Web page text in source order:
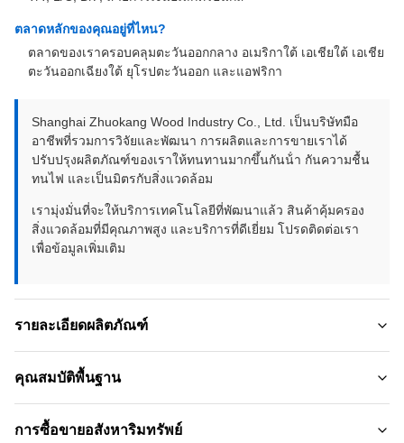
ตลาดหลักของคุณอยู่ที่ไหน?
ตลาดของเราครอบคลุมตะวันออกกลาง อเมริกาใต้ เอเชียใต้ เอเชีย
ตะวันออกเฉียงใต้ ยุโรปตะวันออก และแอฟริกา
Shanghai Zhuokang Wood Industry Co., Ltd. เป็นบริษัทมือ
อาชีพที่รวมการวิจัยและพัฒนา การผลิตและการขายเราได้
ปรับปรุงผลิตภัณฑ์ของเราให้ทนทานมากขึ้นกันน้ํา กันความชื้น
ทนไฟ และเป็นมิตรกับสิ่งแวดล้อม
เรามุ่งมั่นที่จะให้บริการเทคโนโลยีที่พัฒนาแล้ว สินค้าคุ้มครอง
สิ่งแวดล้อมที่มีคุณภาพสูง และบริการที่ดีเยี่ยม โปรดติดต่อเรา
เพื่อข้อมูลเพิ่มเติม
รายละเอียดผลิตภัณฑ์
Material:
PVC， ถ่านไม้ไผ่
Product Name:
คุณสมบัติพื้นฐาน
ชื่อแบรนด์:
การซื้อขายอสังหาริมทรัพย์